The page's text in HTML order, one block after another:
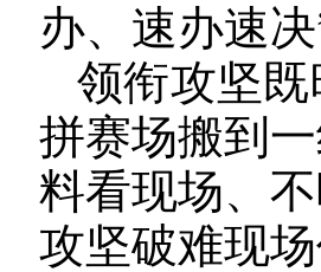
办、速办速
领衔攻坚
拼赛场搬到
料看现场、
攻坚破难现